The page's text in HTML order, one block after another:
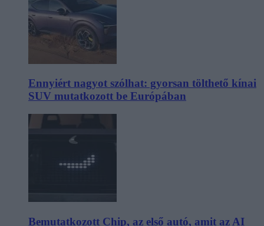
Ennyiért nagyot szólhat: gyorsan tölthető kínai
SUV mutatkozott be Európában
Bemutatkozott Chip, az első autó, amit az AI